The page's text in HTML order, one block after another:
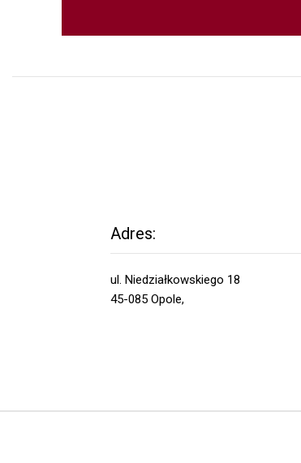
Adres:
ul. Niedziałkowskiego 18
45-085 Opole,